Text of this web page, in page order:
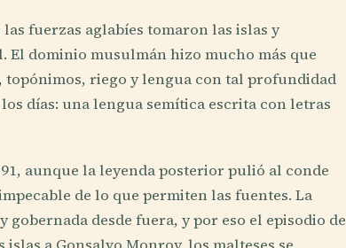
fuerzas aglabíes tomaron las islas y
dominio musulmán hizo mucho más que
riego y lengua con tal profundidad
días: una lengua semítica escrita con letras
aunque la leyenda posterior pulió al conde
de lo que permiten las fuentes. La
desde fuera, y por eso el episodio de